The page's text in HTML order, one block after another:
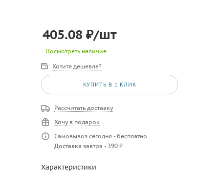
405.08 ₽/шт
Посмотреть наличие
Хотите дешевле?
КУПИТЬ В 1 КЛИК
Рассчитать доставку
Хочу в подарок
Самовывоз сегодня - бесплатно
Доставка завтра - 390 ₽
Характеристики